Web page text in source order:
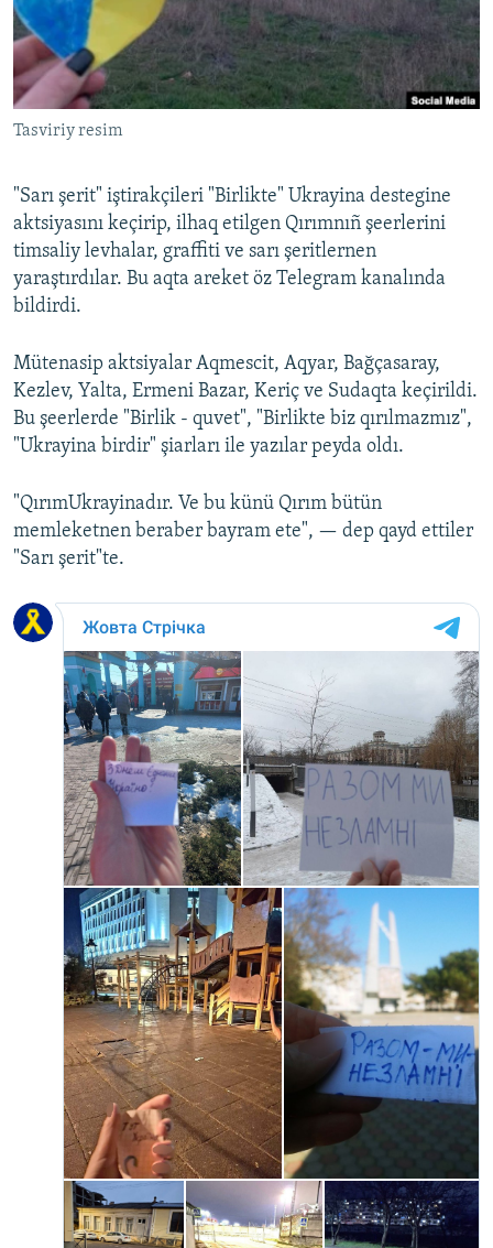
Русский
Українською
QOŞULIÑIZ!
RFE/RS bütün saytları
Tasviriy resim
"Sarı şerit" iştirakçileri "Birlikte" Ukrayina destegine
aktsiyasını keçirip, ilhaq etilgen Qırımnıñ şeerlerini
timsaliy levhalar, graffiti ve sarı şeritlernen
yaraştırdılar. Bu aqta areket öz Telegram kanalında
bildirdi.
Mütenasip aktsiyalar Aqmescit, Aqyar, Bağçasaray,
Kezlev, Yalta, Ermeni Bazar, Keriç ve Sudaqta keçirildi.
Bu şeerlerde "Birlik - quvet", "Birlikte biz qırılmazmız",
"Ukrayina birdir" şiarları ile yazılar peyda oldı.
"QırımUkrayinadır. Ve bu künü Qırım bütün
memleketnen beraber bayram ete", — dep qayd ettiler
"Sarı şerit"te.